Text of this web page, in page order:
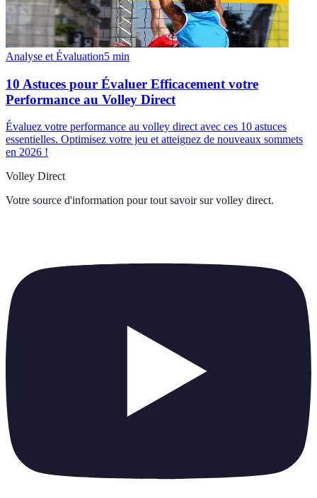
Analyse et Évaluation5 min
10 Astuces pour Évaluer Efficacement votre
Performance au Volley Direct
Évaluez votre performance au volley direct avec ces 10 astuces
essentielles. Optimisez votre jeu et atteignez de nouveaux sommets
en 2026 !
Volley Direct
Votre source d'information pour tout savoir sur volley direct.